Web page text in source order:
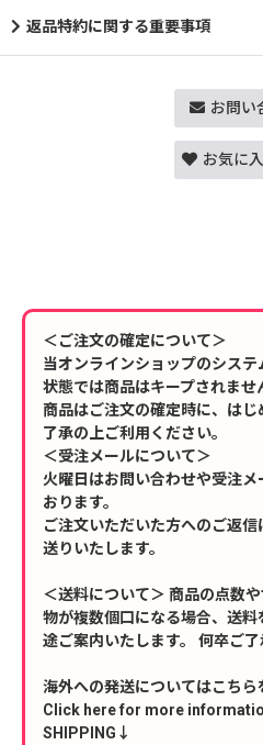
返品特約に関する重要事項
お問い
お気に
＜ご注文の確定について＞
当オンラインショップのシス
状態では商品はキープされませ
商品はご注文の確定時に、は
了承の上ご利用ください。
＜受注メールについて＞
火曜日はお問い合わせや受注
おります。
ご注文いただいた方へのご返
送りいたします。
＜送料について＞ 商品の点数
物が複数個口になる場合、送料
途ご案内いたします。 何卒ご了
海外への発送についてはこち
Click here for more
SHIPPING↓